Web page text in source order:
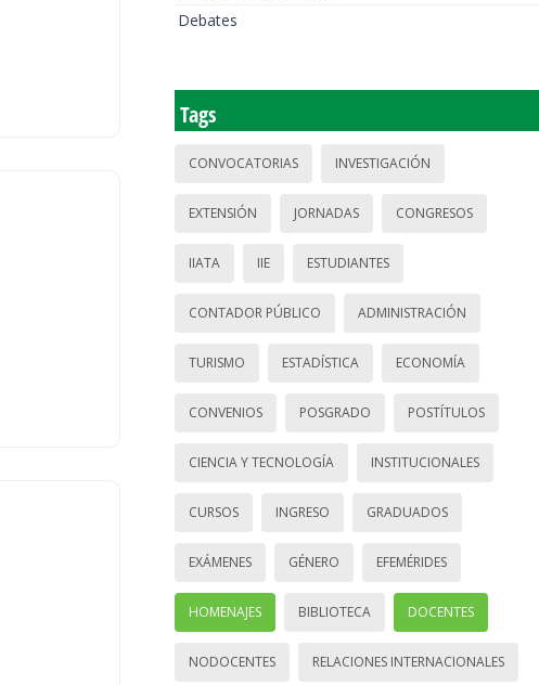
Debates
Tags
CONVOCATORIAS INVESTIGACIÓN
EXTENSIÓN JORNADAS CONGRESOS
IIATA IIE ESTUDIANTES
CONTADOR PÚBLICO ADMINISTRACIÓN
TURISMO ESTADÍSTICA ECONOMÍA
CONVENIOS POSGRADO POSTÍTULOS
CIENCIA Y TECNOLOGÍA INSTITUCIONALES
CURSOS INGRESO GRADUADOS
EXÁMENES GÉNERO EFEMÉRIDES
HOMENAJES BIBLIOTECA DOCENTES
NODOCENTES RELACIONES INTERNACIONALES